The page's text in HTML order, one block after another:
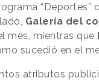
“Deportes”
Galería del
mes, mientras que
sucedió en el
atributos